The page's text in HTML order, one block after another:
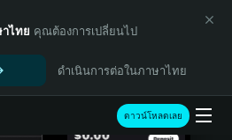
ไทย คุณต้องการเปลี่ยนไป
ดำเนินการต่อในภาษาไทย
ดาวน์โหลดเลย